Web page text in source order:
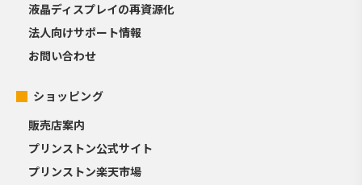
液晶ディスプレイの再資源化
法人向けサポート情報
お問い合わせ
ショッピング
販売店案内
プリンストン公式サイト
プリンストン楽天市場